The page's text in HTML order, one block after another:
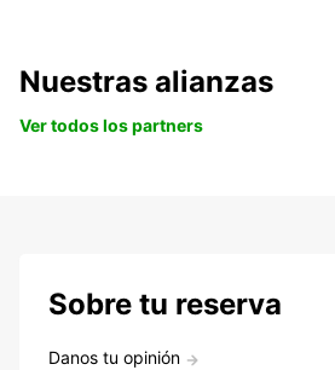
Nuestras alianzas
Ver todos los partners
Sobre tu reserva
Danos tu opinión